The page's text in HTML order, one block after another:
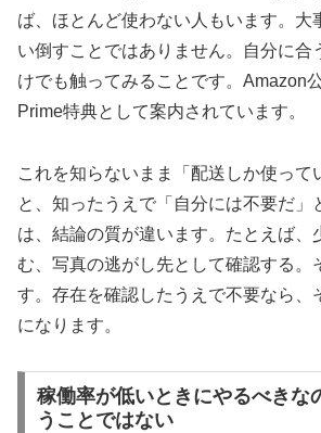
ば、ほとんど使わない人もいます。大
い倒すことではありません。自分に合
けでも触ってみることです。Amazon
Prime特典として案内されています。
これを知らないまま「配送しか使って
と、知ったうえで「自分には不要だ」
は、結論の質が違います。たとえば、
む、写真の逃がし先として確認する。
す。存在を確認したうえで不要なら、
になります。
稼働率が低いときにやるべきな
うことではない